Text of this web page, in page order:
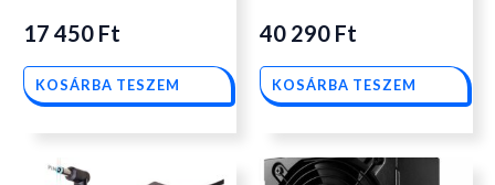
17 450 Ft
KOSÁRBA TESZEM
40 290 Ft
KOSÁRBA TESZEM